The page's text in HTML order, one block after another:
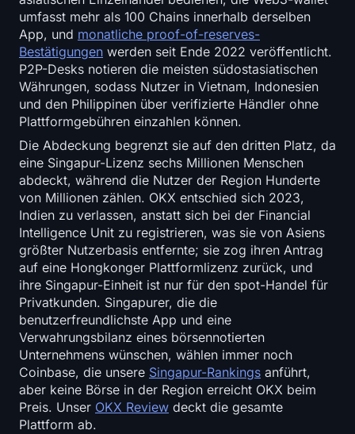
umfasst mehr als 100 Chains innerhalb derselben
App, und monatliche proof-of-reserves-
Bestätigungen werden seit Ende 2022 veröffentlicht.
P2P-Desks notieren die meisten südostasiatischen
Währungen, sodass Nutzer in Vietnam, Indonesien
und den Philippinen über verifizierte Händler ohne
Plattformgebühren einzahlen können.
Die Abdeckung begrenzt sie auf den dritten Platz, da
eine Singapur-Lizenz sechs Millionen Menschen
abdeckt, während die Nutzer der Region Hunderte
von Millionen zählen. OKX entschied sich 2023,
Indien zu verlassen, anstatt sich bei der Financial
Intelligence Unit zu registrieren, was sie von Asiens
größter Nutzerbasis entfernte; sie zog ihren Antrag
auf eine Hongkonger Plattformlizenz zurück, und
ihre Singapur-Einheit ist nur für den spot-Handel für
Privatkunden. Singapurer, die die
benutzerfreundlichste App und eine
Verwahrungsbilanz eines börsennotierten
Unternehmens wünschen, wählen immer noch
Coinbase, die unsere Singapur-Rankings anführt,
aber keine Börse in der Region erreicht OKX beim
Preis. Unser OKX Review deckt die gesamte
Plattform ab.